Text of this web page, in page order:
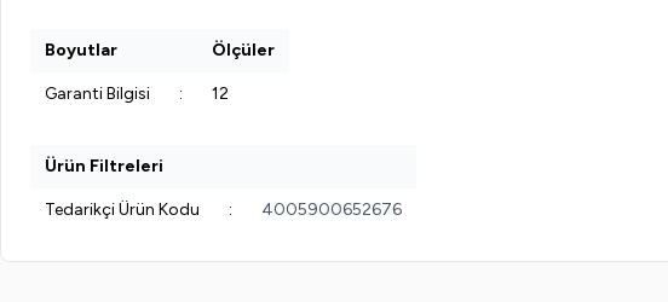
Boyutlar Ölçüler
Garanti Bilgisi : 12
Ürün Filtreleri
Tedarikçi Ürün Kodu : 4005900652676